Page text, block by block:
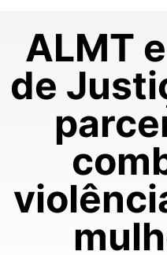
ALMT
de